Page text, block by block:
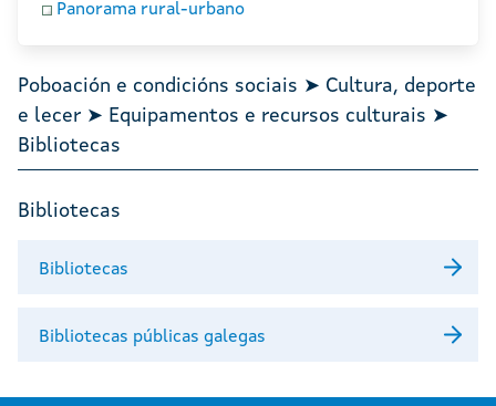
Panorama rural-urbano
Poboación e condicións sociais ➤ Cultura, deporte
e lecer ➤ Equipamentos e recursos culturais ➤
Bibliotecas
Bibliotecas
Bibliotecas
Bibliotecas públicas galegas